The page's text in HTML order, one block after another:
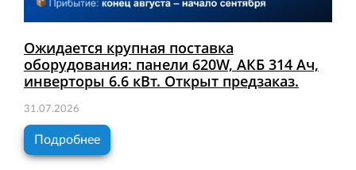
Ожидается крупная поставка
оборудования: панели 620W, АКБ 314 Ач,
инверторы 6.6 кВт. Открыт предзаказ.
31.07.2026
Подробнее